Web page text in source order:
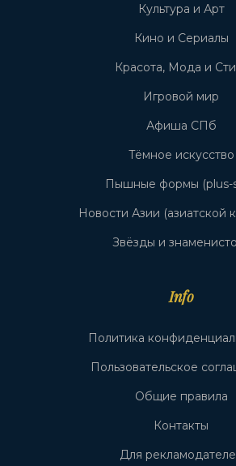
Культура и Арт
Кино и Сериалы
Красота, Мода и
Игровой мир
Афиша СПб
Тёмное искусство
Пышные формы (plus-
Новости Азии (азиатской
Звёзды и
Info
Политика
Пользовательское
Общие правила
Контакты
Для